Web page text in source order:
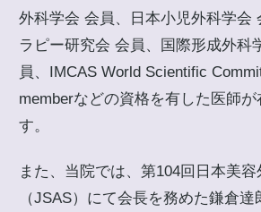
外科学会 会員、日本小児外科学会
ラピー研究会 会員、国際形成外科
員、IMCAS World Scientific
memberなどの資格を有した医師が
す。
また、当院では、第104回日本美容
（JSAS）にて会長を務めた鎌倉